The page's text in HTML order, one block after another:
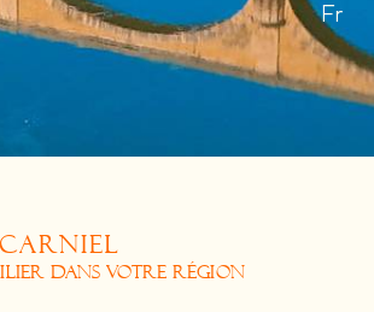
Fr
DANS VOTRE RÉGION